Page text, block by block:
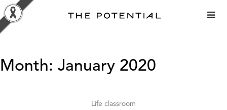
Skip
to
content
Month: January 2020
Life classroom